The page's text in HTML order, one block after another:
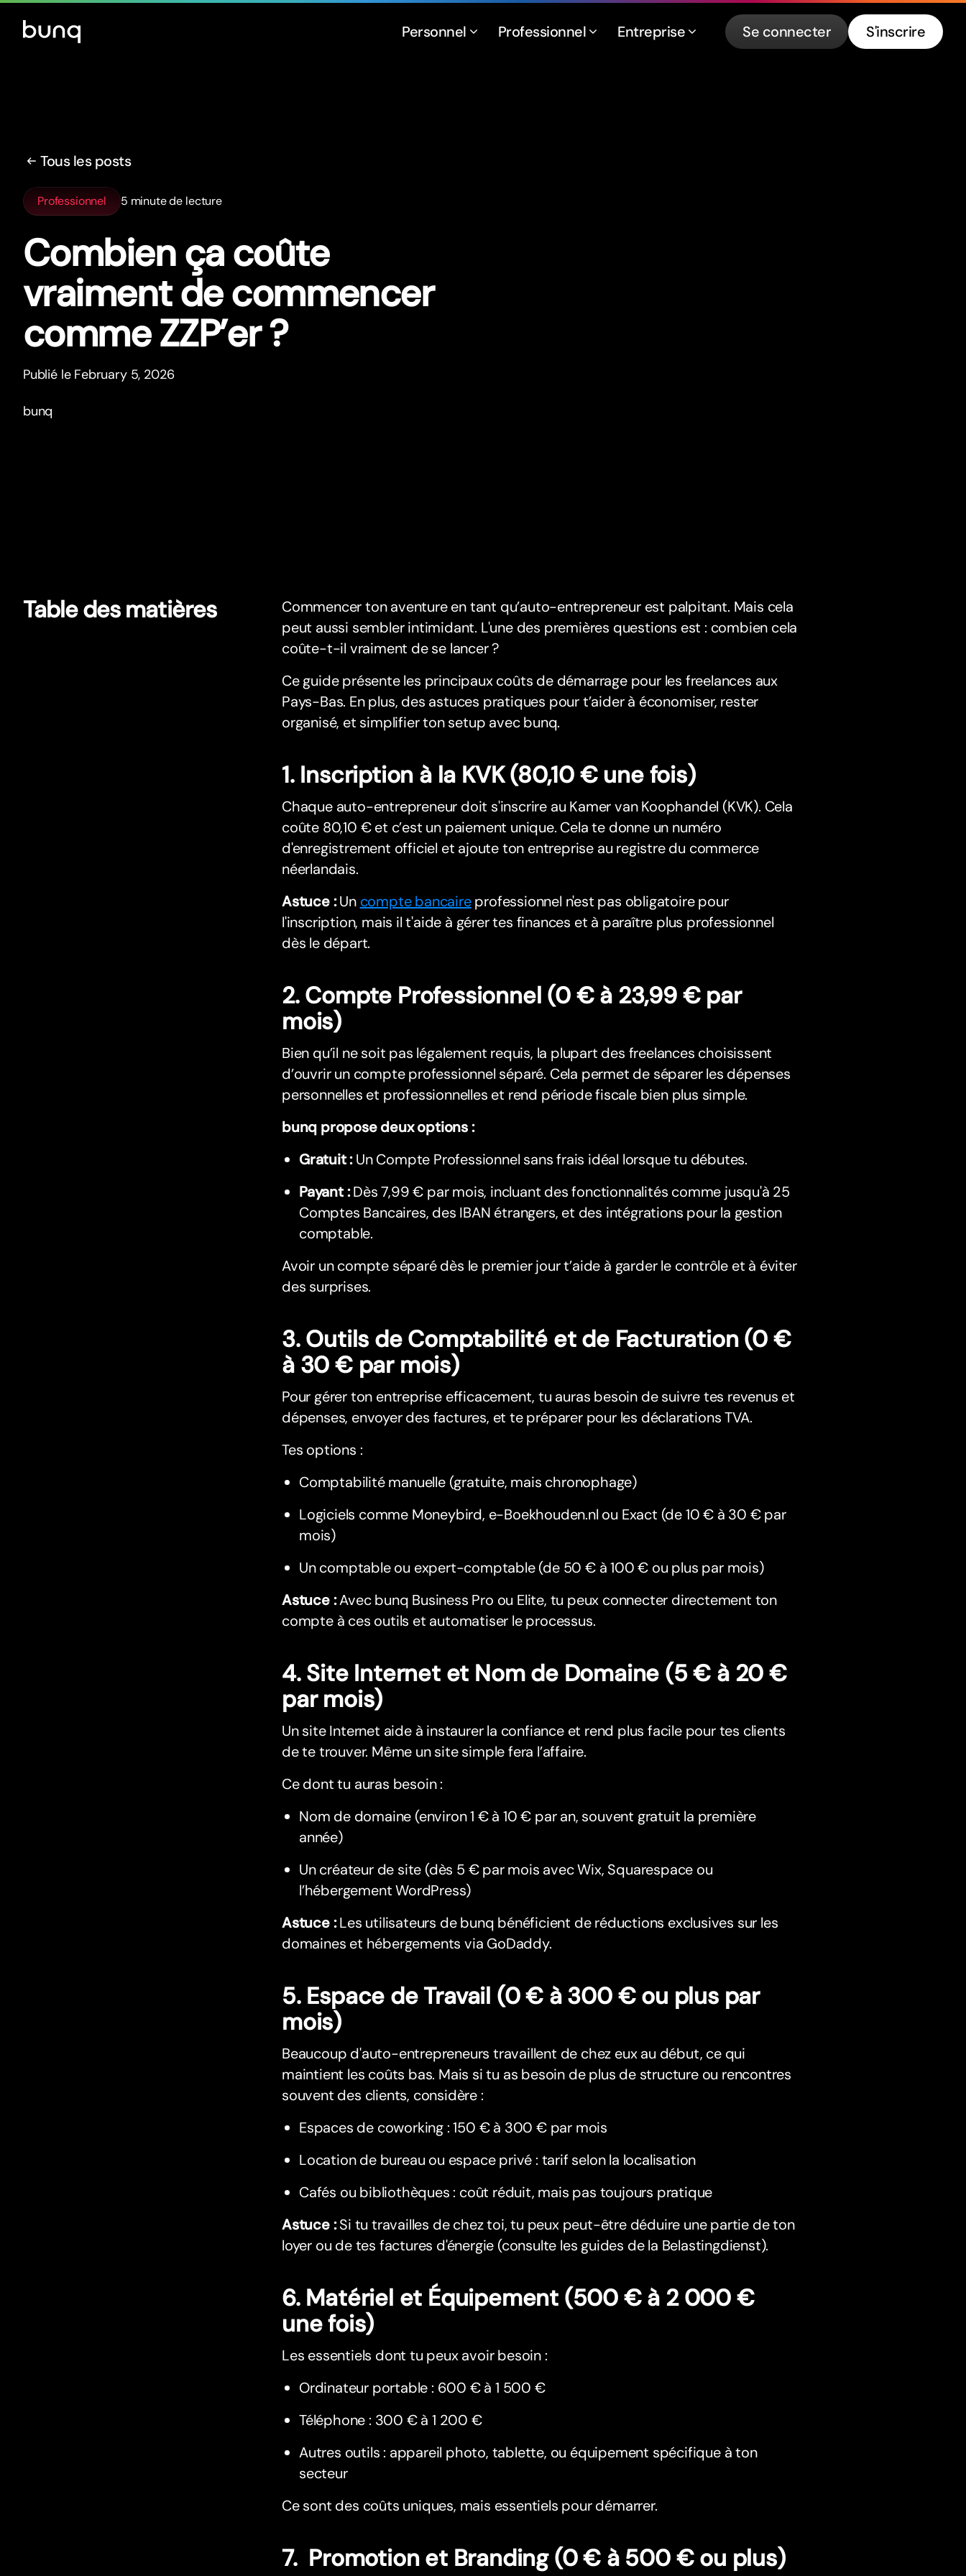
Personnel Professionnel Entreprise Se connecter S'inscrire
Tous les posts
Professionnel 5 minute de lecture
Combien ça coûte
vraiment de commencer
comme ZZP’er ?
Publié le February 5, 2026
bunq
Table des matières
Commencer ton aventure en tant qu’auto-entrepreneur est palpitant. Mais cela
peut aussi sembler intimidant. L'une des premières questions est : combien cela
coûte-t-il vraiment de se lancer ?
Ce guide présente les principaux coûts de démarrage pour les freelances aux
Pays-Bas. En plus, des astuces pratiques pour t’aider à économiser, rester
organisé, et simplifier ton setup avec bunq.
1. Inscription à la KVK (80,10 € une fois)
Chaque auto-entrepreneur doit s'inscrire au Kamer van Koophandel (KVK). Cela
coûte 80,10 € et c’est un paiement unique. Cela te donne un numéro
d'enregistrement officiel et ajoute ton entreprise au registre du commerce
néerlandais.
Astuce :Un compte bancaireprofessionnel n'est pas obligatoire pour
l'inscription, mais il t'aide à gérer tes finances et à paraître plus professionnel
dès le départ.
2. Compte Professionnel (0 € à 23,99 € par
mois)
Bien qu’il ne soit pas légalement requis, la plupart des freelances choisissent
d’ouvrir un compte professionnel séparé. Cela permet de séparer les dépenses
personnelles et professionnelles et rend période fiscale bien plus simple.
bunq propose deux options :
Gratuit :Un Compte Professionnel sans frais idéal lorsque tu débutes.
Payant :Dès 7,99 € par mois, incluant des fonctionnalités comme jusqu'à 25
Comptes Bancaires, des IBAN étrangers, et des intégrations pour la gestion
comptable.
Avoir un compte séparé dès le premier jour t’aide à garder le contrôle et à éviter
des surprises.
3. Outils de Comptabilité et de Facturation (0 €
à 30 € par mois)
Pour gérer ton entreprise efficacement, tu auras besoin de suivre tes revenus et
dépenses, envoyer des factures, et te préparer pour les déclarations TVA.
Tes options :
Comptabilité manuelle (gratuite, mais chronophage)
Logiciels comme Moneybird, e-Boekhouden.nl ou Exact (de 10 € à 30 € par
mois)
Un comptable ou expert-comptable (de 50 € à 100 € ou plus par mois)
Astuce :Avec bunq Business Pro ou Elite, tu peux connecter directement ton
compte à ces outils et automatiser le processus.
4. Site Internet et Nom de Domaine (5 € à 20 €
par mois)
Un site Internet aide à instaurer la confiance et rend plus facile pour tes clients
de te trouver. Même un site simple fera l’affaire.
Ce dont tu auras besoin :
Nom de domaine (environ 1 € à 10 € par an, souvent gratuit la première
année)
Un créateur de site (dès 5 € par mois avec Wix, Squarespace ou
l’hébergement WordPress)
Astuce :Les utilisateurs de bunq bénéficient de réductions exclusives sur les
domaines et hébergements via GoDaddy.
5. Espace de Travail (0 € à 300 € ou plus par
mois)
Beaucoup d'auto-entrepreneurs travaillent de chez eux au début, ce qui
maintient les coûts bas. Mais si tu as besoin de plus de structure ou rencontres
souvent des clients, considère :
Espaces de coworking : 150 € à 300 € par mois
Location de bureau ou espace privé : tarif selon la localisation
Cafés ou bibliothèques : coût réduit, mais pas toujours pratique
Astuce :Si tu travailles de chez toi, tu peux peut-être déduire une partie de ton
loyer ou de tes factures d'énergie (consulte les guides de la Belastingdienst).
6. Matériel et Équipement (500 € à 2 000 €
une fois)
Les essentiels dont tu peux avoir besoin :
Ordinateur portable : 600 € à 1 500 €
Téléphone : 300 € à 1 200 €
Autres outils : appareil photo, tablette, ou équipement spécifique à ton
secteur
Ce sont des coûts uniques, mais essentiels pour démarrer.
7. Promotion et Branding (0 € à 500 € ou plus)